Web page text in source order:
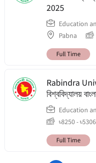
2025
Education
Pabna
Full Time
Rabindra
বিশ্ববিদ্যালয়
Education
৳8250-৳
Full Time